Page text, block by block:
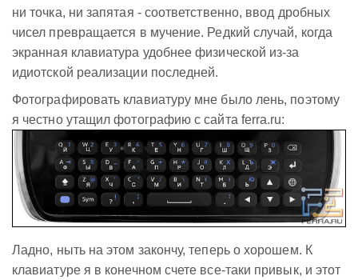
ни точка, ни запятая - соответственно, ввод дробных
чисел превращается в мучение. Редкий случай, когда
экранная клавиатура удобнее физической из-за
идиотской реализации последней.
Фотографировать клавиатуру мне было лень, поэтому
я честно утащил фотографию с сайта ferra.ru:
Ладно, ныть на этом закончу, теперь о хорошем. К
клавиатуре я в конечном счете все-таки привык, и этот